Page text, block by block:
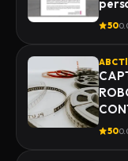
50
ABC
50